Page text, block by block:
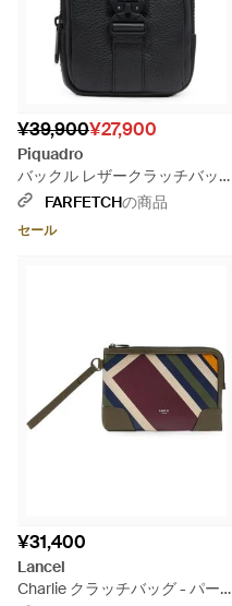
¥39,900¥27,900
Piquadro
バックル レザークラッチバッグ
- ブラック
FARFETCHの商品
セール
¥31,400
Lancel
Charlie クラッチバッグ - パープ